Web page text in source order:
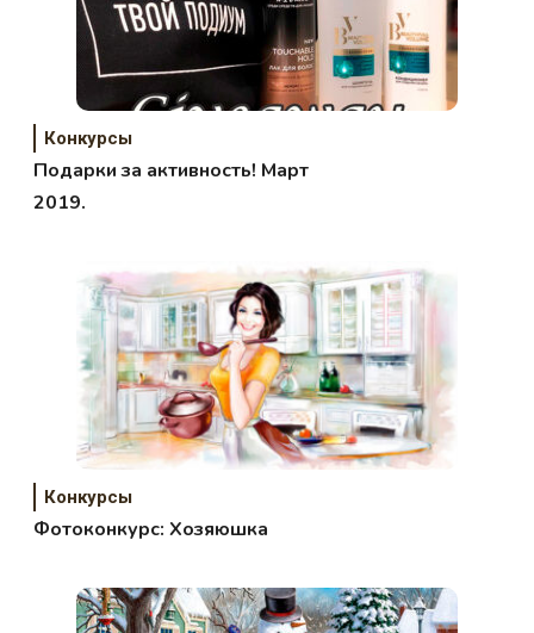
Конкурсы
Подарки за активность! Март
2019.
Конкурсы
Фотоконкурс: Хозяюшка